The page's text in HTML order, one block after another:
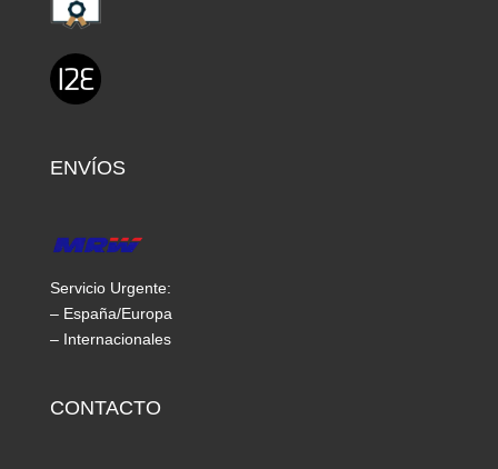
ENVÍOS
Servicio Urgente:
– España/Europa
– Internacionales
CONTACTO